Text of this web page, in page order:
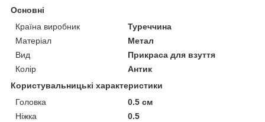
Основні
Країна виробник
Туреччина
Матеріал
Метал
Вид
Прикраса для взуття
Колір
Антик
Користувальницькі характеристики
Головка
0.5 см
Ніжка
0.5